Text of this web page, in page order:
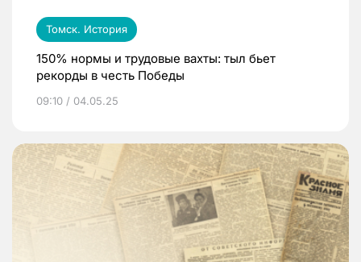
Томск. История
150% нормы и трудовые вахты: тыл бьет
рекорды в честь Победы
09:10 / 04.05.25